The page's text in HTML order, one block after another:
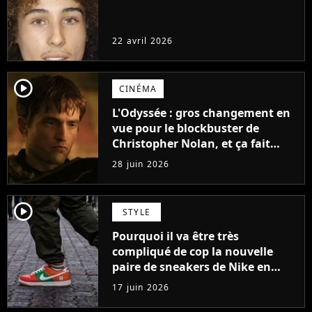
22 avril 2026
player2 CINÉMA
L'Odyssée : gros changement en
vue pour le blockbuster de
Christopher Nolan, et ça fait
plaisir !
28 juin 2026
player2 STYLE
Pourquoi il va être très
compliqué de cop la nouvelle
paire de sneakers de Nike en
hommage au Japon
17 juin 2026